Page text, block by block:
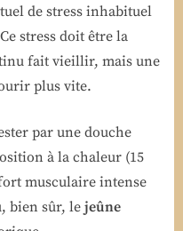
de stress inhabituel
stress doit être la
fait vieillir, mais une
plus vite.
par une douche
à la chaleur (15
musculaire intense
bien sûr, le jeûne